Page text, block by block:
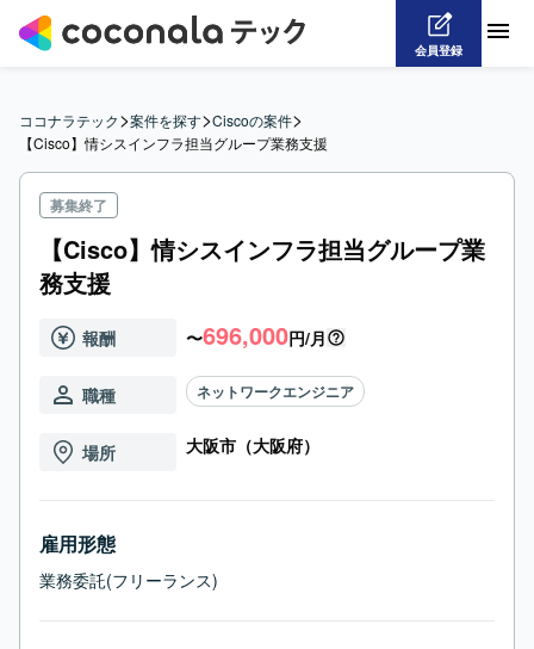
会員登録
ココナラテック>案件を探す>Ciscoの案件>
【Cisco】情シスインフラ担当グループ業務支援
募集終了
【Cisco】情シスインフラ担当グループ業
務支援
報酬 〜696,000円/月
職種 ネットワークエンジニア
場所 大阪市（大阪府）
雇用形態
業務委託(フリーランス)